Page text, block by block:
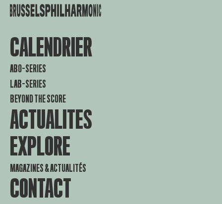
CALENDRIER
ABO-SERIES
LAB-SERIES
BEYOND THE SCORE
ACTUALITES
EXPLORE
MAGAZINES & ACTUALITÉS
CONTACT